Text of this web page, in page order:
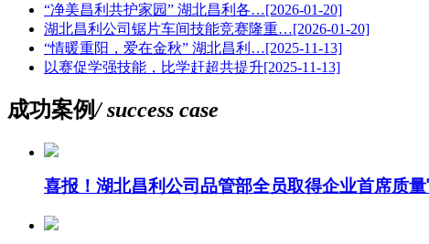
“净美昌利共护家园” 湖北昌利各…[2026-01-20]
湖北昌利公司锯片车间技能竞赛隆重…[2026-01-20]
“情暖重阳，爱在金秋” 湖北昌利…[2025-11-13]
以赛促学强技能，比学赶超共提升[2025-11-13]
成功案例/ success case
喜报！湖北昌利公司品管部全员取得企业首席质